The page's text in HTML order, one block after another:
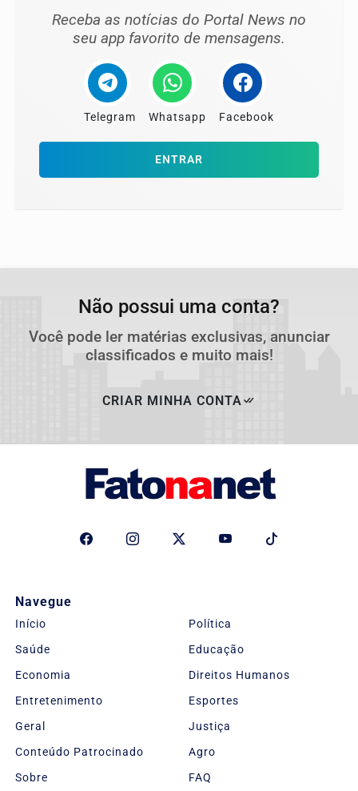
Receba as notícias do Portal News no
seu app favorito de mensagens.
Telegram Whatsapp Facebook
ENTRAR
Não possui uma conta?
Você pode ler matérias exclusivas, anunciar
classificados e muito mais!
CRIAR MINHA CONTA
Navegue
Início
Política
Saúde
Educação
Economia
Direitos Humanos
Entretenimento
Esportes
Geral
Justiça
Conteúdo Patrocinado
Agro
Sobre
FAQ